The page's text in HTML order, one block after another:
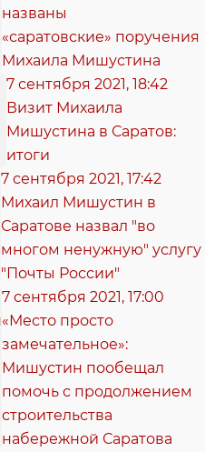
названы
«саратовские» поручения
Михаила Мишустина
7 сентября 2021, 18:42
Визит Михаила
Мишустина в Саратов:
итоги
7 сентября 2021, 17:42
Михаил Мишустин в
Саратове назвал "во
многом ненужную" услугу
"Почты России"
7 сентября 2021, 17:00
«Место просто
замечательное»:
Мишустин пообещал
помочь с продолжением
строительства
набережной Саратова